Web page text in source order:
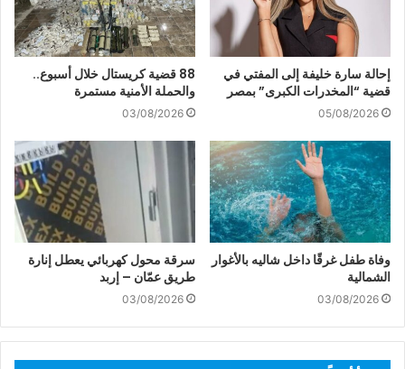
إحالة سارة خليفة إلى المفتي في
قضية “المخدرات الكبرى” بمصر
05/08/2026
88 قضية كريستال خلال أسبوع..
والحملة الأمنية مستمرة
03/08/2026
وفاة طفل غرقًا داخل شاليه بالأغوار
الشمالية
03/08/2026
سرقة محول كهربائي يعطل إنارة
طريق عمّان – إربد
03/08/2026